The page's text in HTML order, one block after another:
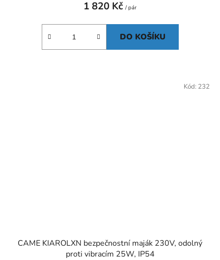
1 820 Kč / pár
DO KOŠÍKU
CAME KIAROLXN bezpečnostní maják 230V, odolný
proti vibracím 25W, IP54
Kód: 232